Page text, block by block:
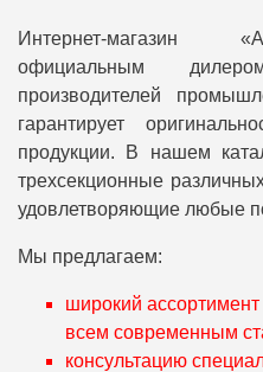
Интернет-магазин
официальным
производителей
гарантирует
продукции. В нашем
трехсекционные
удовлетворяющие любые
Мы предлагаем:
широкий
всем современным
консультацию